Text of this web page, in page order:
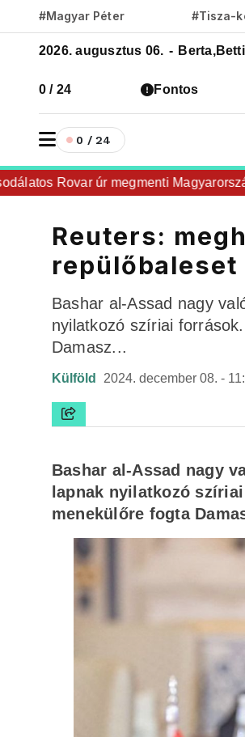
#Magyar Péter #Tisza-
2026. augusztus 06. -
0 / 24 Fontos
0 / 24
Rovar úr megmenti
Reuters:
Bashar al-Assad nagy
nyilatkozó szíriai
Damasz...
Külföld 2024. december 08. -
Bashar al-Assad nagy
lapnak nyilatkozó
menekülőre fogta